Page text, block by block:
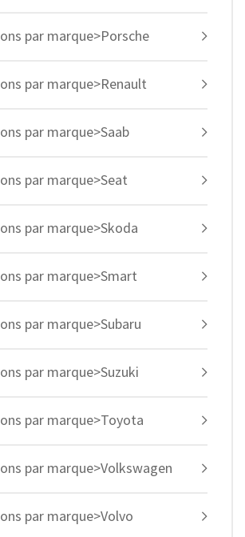
par marque>Porsche
par marque>Renault
par marque>Saab
par marque>Seat
par marque>Skoda
par marque>Smart
par marque>Subaru
par marque>Suzuki
par marque>Toyota
par marque>Volkswagen
par marque>Volvo